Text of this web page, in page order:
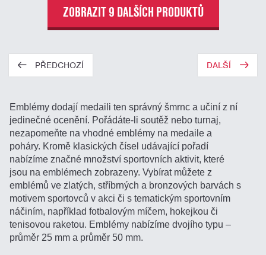
ZOBRAZIT 9 DALŠÍCH PRODUKTŮ
PŘEDCHOZÍ DALŠÍ
Emblémy dodají medaili ten správný šmrnc a učiní z ní
jedinečné ocenění. Pořádáte-li soutěž nebo turnaj,
nezapomeňte na vhodné emblémy na medaile a
poháry. Kromě klasických čísel udávající pořadí
nabízíme značné množství sportovních aktivit, které
jsou na emblémech zobrazeny. Vybírat můžete z
emblémů ve zlatých, stříbrných a bronzových barvách s
motivem sportovců v akci či s tematickým sportovním
náčiním, například fotbalovým míčem, hokejkou či
tenisovou raketou. Emblémy nabízíme dvojího typu –
průměr 25 mm a průměr 50 mm.